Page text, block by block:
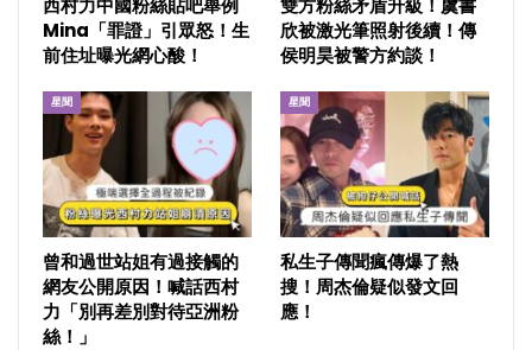
Mina「罪證」引眾怒！生
前住址曝光網心酸！
欣被激光筆照射後續！傳
侯明昊被警方約談！
星聞
曾和過世站姐有過接觸的
網友公開原因！喊話西村
力「別再差別對待亞洲粉
絲！」
星聞
私生子傳聞瘋傳爆了熱
搜！周杰倫疑似發文回
應！